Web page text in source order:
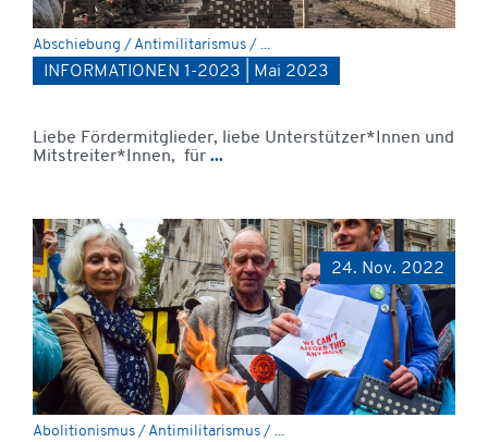
Abschiebung / Antimilitarismus / ...
INFORMATIONEN 1-2023 | Mai 2023
Liebe Fördermitglieder, liebe Unterstützer*Innen und
Mitstreiter*Innen, für ...
24. Nov. 2022
Abolitionismus / Antimilitarismus / ...